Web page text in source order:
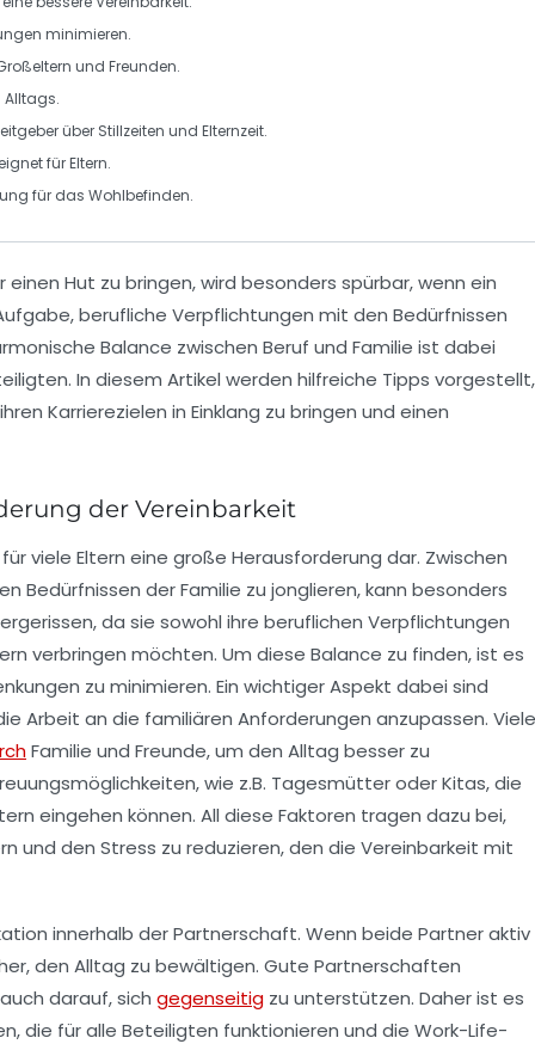
minimieren.
und Freunden.
Alltags.
über Stillzeiten und Elternzeit.
für Eltern.
für das Wohlbefinden.
Hut zu bringen, wird besonders spürbar, wenn ein
berufliche Verpflichtungen mit den Bedürfnissen
Balance zwischen Beruf und Familie ist dabei
In diesem Artikel werden hilfreiche Tipps vorgestellt,
Karrierezielen in Einklang zu bringen und einen
der Vereinbarkeit
viele Eltern eine große Herausforderung dar. Zwischen
Bedürfnissen der Familie zu jonglieren, kann besonders
da sie sowohl ihre beruflichen Verpflichtungen
verbringen möchten. Um diese Balance zu finden, ist es
zu minimieren. Ein wichtiger Aspekt dabei sind
Arbeit an die familiären Anforderungen anzupassen. Viele
Familie und Freunde, um den Alltag besser zu
, wie z.B. Tagesmütter oder Kitas, die
eingehen können. All diese Faktoren tragen dazu bei,
und den Stress zu reduzieren, den die Vereinbarkeit mit
innerhalb der Partnerschaft. Wenn beide Partner aktiv
den Alltag zu bewältigen. Gute Partnerschaften
darauf, sich gegenseitig zu unterstützen. Daher ist es
die für alle Beteiligten funktionieren und die Work-Life-